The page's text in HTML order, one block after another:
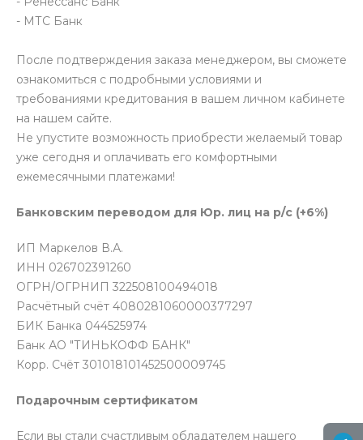
- МТС Банк
После подтверждения заказа менеджером, вы сможете
ознакомиться с подробными условиями и
требованиями кредитования в вашем личном кабинете
на нашем сайте.
Не упустите возможность приобрести желаемый товар
уже сегодня и оплачивать его комфортными
ежемесячными платежами!
Банковским переводом для Юр. лиц на р/с (+6%)
ИП Маркелов В.А.
ИНН 026702391260
ОГРН/ОГРНИП 322508100494018
Расчётный счёт 4080281060000377297
БИК Банка 044525974
Банк АО "ТИНЬКОФФ БАНК"
Корр. Счёт 301018101452500009745
Подарочным сертификатом
Если вы стали счастливым обладателем нашего